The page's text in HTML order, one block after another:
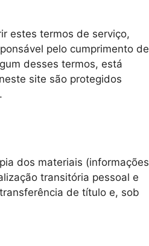
estes termos de serviço,
pelo cumprimento de
desses termos, está
site são protegidos
dos materiais (informações
transitória pessoal e
de título e, sob